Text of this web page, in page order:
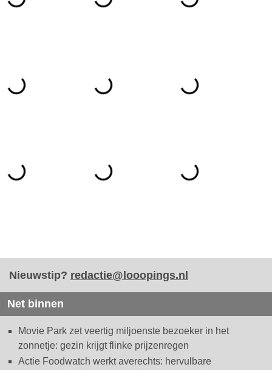
Nieuwstip? redactie@looopings.nl
Net binnen
Movie Park zet veertig miljoenste bezoeker in het
zonnetje: gezin krijgt flinke prijzenregen
Actie Foodwatch werkt averechts: hervulbare